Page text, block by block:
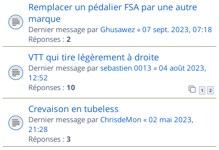
Remplacer un pédalier FSA par une autre
marque
Dernier message par Ghusawez « 07 sept. 2023, 07:18
Réponses : 2
VTT qui tire légèrement à droite
Dernier message par sebastien 0013 « 04 août 2023,
12:52
Réponses : 10 1 2
Crevaison en tubeless
Dernier message par ChrisdeMon « 02 mai 2023,
21:28
Réponses : 3